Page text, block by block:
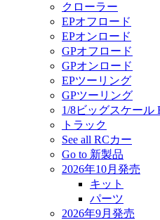
クローラー
EPオフロード
EPオンロード
GPオフロード
GPオンロード
EPツーリング
GPツーリング
1/8ビッグスケール
トラック
See all RCカー
Go to 新製品
2026年10月発売
キット
パーツ
2026年9月発売